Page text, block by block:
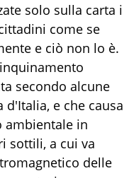
solo sulla carta i
come se
e ciò non lo è.
secondo alcune
e che causa
ambientale in
sottili, a cui va
delle